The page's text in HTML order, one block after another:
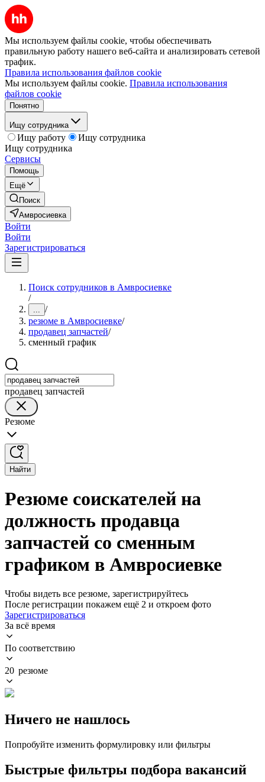
Мы используем файлы cookie, чтобы обеспечивать
правильную работу нашего веб-сайта и анализировать сетевой
трафик.
Правила использования файлов cookie
Мы используем файлы cookie. Правила использования
файлов cookie
Понятно
Ищу сотрудника
Ищу работу
Ищу сотрудника
Ищу сотрудника
Сервисы
Помощь
Ещё
Поиск
Амвросиевка
Войти
Войти
Зарегистрироваться
Поиск сотрудников в Амвросиевке
/
... /
резюме в Амвросиевке/
продавец запчастей/
сменный график
продавец запчастей
Резюме
Найти
Резюме соискателей на
должность продавца
запчастей со сменным
графиком в Амвросиевке
Чтобы видеть все резюме, зарегистрируйтесь
После регистрации покажем ещё 2 и откроем фото
Зарегистрироваться
За всё время
По соответствию
20 резюме
Ничего не нашлось
Попробуйте изменить формулировку или фильтры
Быстрые фильтры подбора вакансий